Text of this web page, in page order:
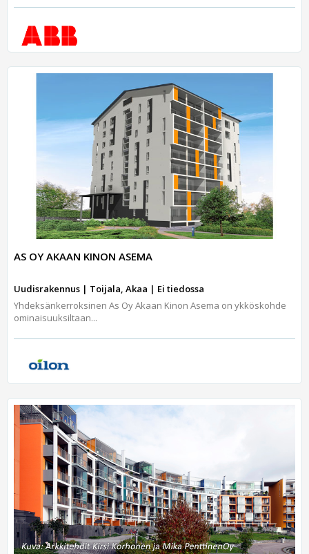
AS OY AKAAN KINON ASEMA
Uudisrakennus | Toijala, Akaa | Ei tiedossa
Yhdeksänkerroksinen As Oy Akaan Kinon Asema on ykköskohde
ominaisuuksiltaan...